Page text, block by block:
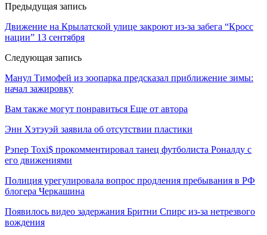
Предыдущая запись
Движение на Крылатской улице закроют из-за забега “Кросс
нации” 13 сентября
Следующая запись
Манул Тимофей из зоопарка предсказал приближение зимы:
начал зажировку
Вам также могут понравиться Еще от автора
Энн Хэтэуэй заявила об отсутствии пластики
Рэпер Toxi$ прокомментировал танец футболиста Роналду с
его движениями
Полиция урегулировала вопрос продления пребывания в РФ
блогера Черкашина
Появилось видео задержания Бритни Спирс из-за нетрезвого
вождения